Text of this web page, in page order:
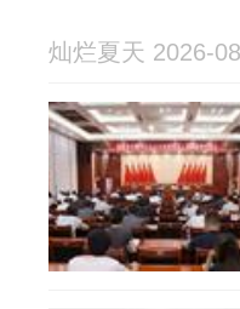
灿烂夏天 2026-